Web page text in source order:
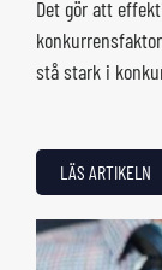
Det gör att
stå stark i
LÄS ARTIKELN